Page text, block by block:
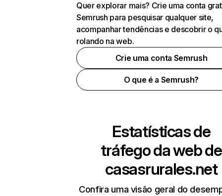
Quer explorar mais? Crie uma conta
Semrush para pesquisar qualquer site,
acompanhar tendências e descobrir o
rolando na web.
Crie uma conta Semrush
O que é a Semrush?
Estatísticas de
tráfego da web de
casasrurales.net
Confira uma visão geral do